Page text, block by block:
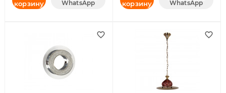
корзину
WhatsApp
корзину
WhatsApp